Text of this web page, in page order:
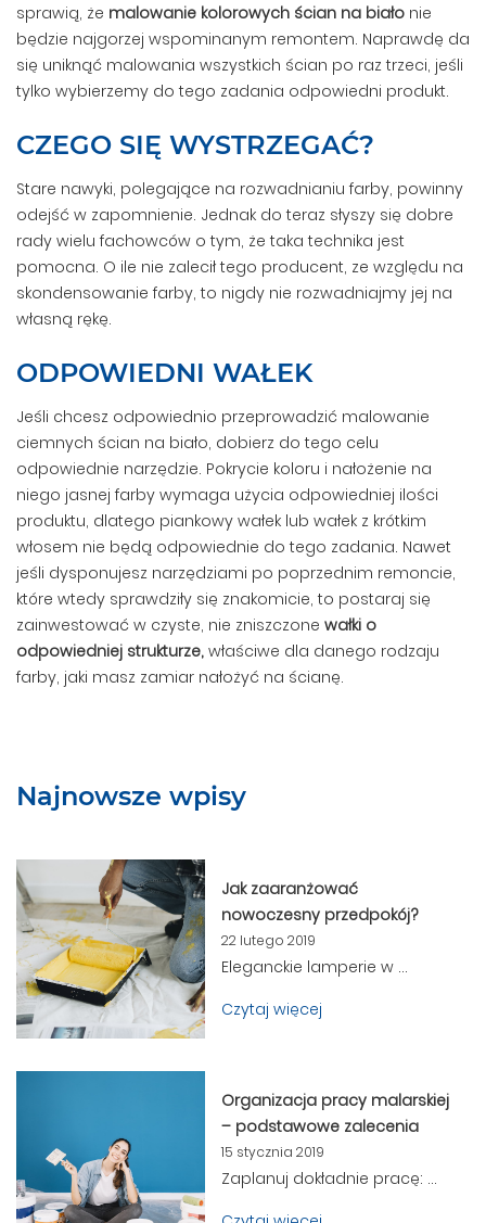
sprawią, że malowanie kolorowych ścian na biało nie
będzie najgorzej wspominanym remontem. Naprawdę da
się uniknąć malowania wszystkich ścian po raz trzeci, jeśli
tylko wybierzemy do tego zadania odpowiedni produkt.
CZEGO SIĘ WYSTRZEGAĆ?
Stare nawyki, polegające na rozwadnianiu farby, powinny
odejść w zapomnienie. Jednak do teraz słyszy się dobre
rady wielu fachowców o tym, że taka technika jest
pomocna. O ile nie zalecił tego producent, ze względu na
skondensowanie farby, to nigdy nie rozwadniajmy jej na
własną rękę.
ODPOWIEDNI WAŁEK
Jeśli chcesz odpowiednio przeprowadzić malowanie
ciemnych ścian na biało, dobierz do tego celu
odpowiednie narzędzie. Pokrycie koloru i nałożenie na
niego jasnej farby wymaga użycia odpowiedniej ilości
produktu, dlatego piankowy wałek lub wałek z krótkim
włosem nie będą odpowiednie do tego zadania. Nawet
jeśli dysponujesz narzędziami po poprzednim remoncie,
które wtedy sprawdziły się znakomicie, to postaraj się
zainwestować w czyste, nie zniszczone wałki o
odpowiedniej strukturze, właściwe dla danego rodzaju
farby, jaki masz zamiar nałożyć na ścianę.
Najnowsze wpisy
Jak zaaranżować
nowoczesny przedpokój?
22 lutego 2019
Eleganckie lamperie w ...
Czytaj więcej
Organizacja pracy malarskiej
– podstawowe zalecenia
15 stycznia 2019
Zaplanuj dokładnie pracę: ...